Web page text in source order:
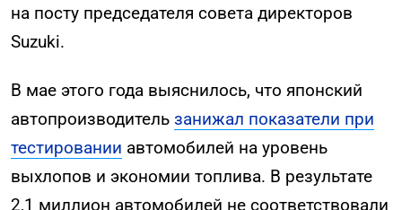
на посту председателя совета директоров
Suzuki.
В мае этого года выяснилось, что японский
автопроизводитель занижал показатели при
тестировании автомобилей на уровень
выхлопов и экономии топлива. В результате
2,1 миллион автомобилей не соответствовали